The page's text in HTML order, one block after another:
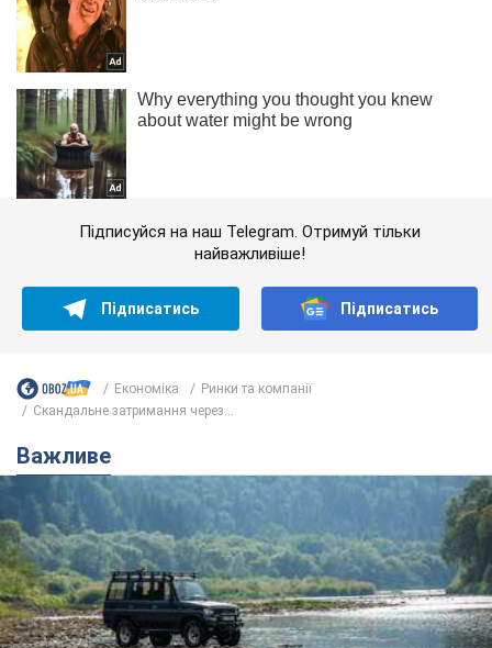
Підписуйся на наш Telegram. Отримуй тільки
найважливіше!
Підписатись Підписатись
Економіка
Ринки та компанії
Скандальне затримання через...
Важливе